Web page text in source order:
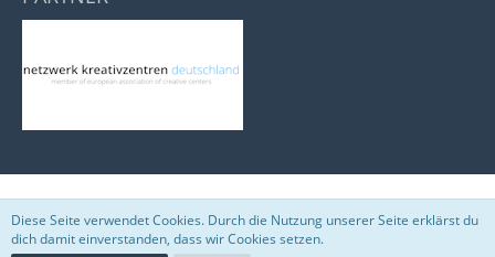
Marktplatz, entwickelt vonwww.viecode.com
Community-Software:WoltLab Suite™
Diese Seite verwendet Cookies. Durch die Nutzung unserer Seite erklärst du
dich damit einverstanden, dass wir Cookies setzen.